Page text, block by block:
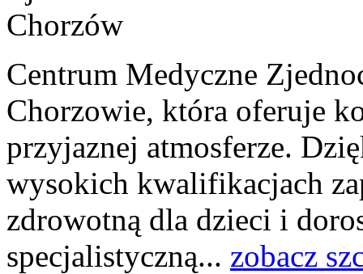
Centrum Medyczne
Chorzowie, która oferuje
przyjaznej atmosferze.
wysokich kwalifikacjach
zdrowotną dla dzieci i
specjalistyczną... zobacz